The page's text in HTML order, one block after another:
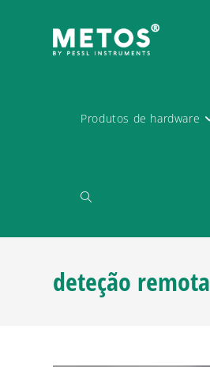
Produtos de hardware
deteção remota